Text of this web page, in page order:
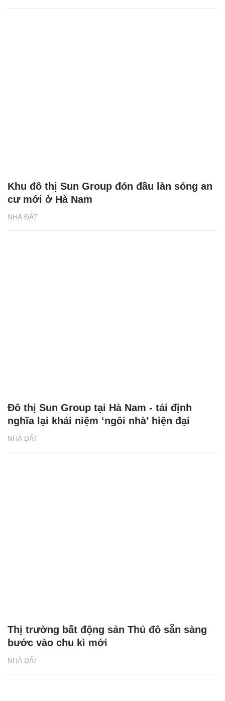
NHÀ ĐẤT
Khu đô thị Sun Group đón đầu làn sóng an
cư mới ở Hà Nam
NHÀ ĐẤT
Đô thị Sun Group tại Hà Nam - tái định
nghĩa lại khái niệm ‘ngôi nhà’ hiện đại
NHÀ ĐẤT
Thị trường bất động sản Thủ đô sẵn sàng
bước vào chu kì mới